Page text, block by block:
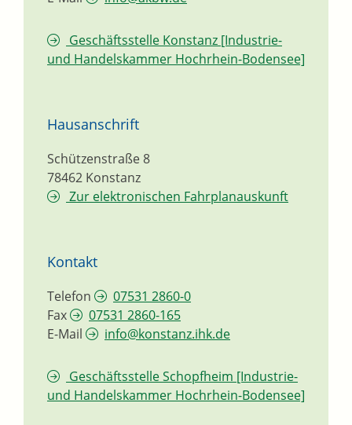
Geschäftsstelle Konstanz [Industrie-
und Handelskammer Hochrhein-Bodensee]
Hausanschrift
Schützenstraße 8
78462 Konstanz
Zur elektronischen Fahrplanauskunft
Kontakt
Telefon
07531 2860-0
Fax
07531 2860-165
E-Mail
info@konstanz.ihk.de
Geschäftsstelle Schopfheim [Industrie-
und Handelskammer Hochrhein-Bodensee]